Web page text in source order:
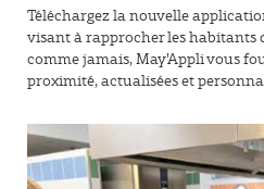
Téléchargez la nouvelle
visant à rapprocher les
comme jamais, May'Appli vous
proximité, actualisées et